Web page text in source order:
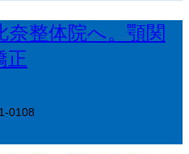
奈整体院へ。顎関
正
0108